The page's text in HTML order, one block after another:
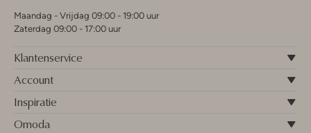
Maandag - Vrijdag 09:00 - 19:00 uur
Zaterdag 09:00 - 17:00 uur
Klantenservice
Account
Inspiratie
Omoda